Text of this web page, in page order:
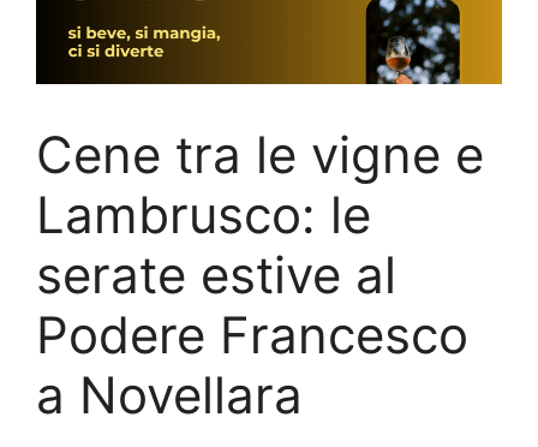
Cene tra le vigne e
Lambrusco: le
serate estive al
Podere Francesco
a Novellara